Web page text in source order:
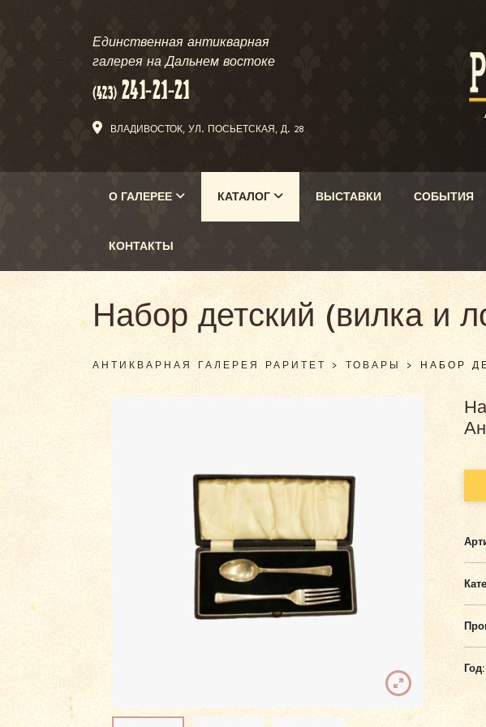
Единственная антикварная
галерея на Дальнем востоке
ВЛАДИВОСТОК, УЛ. ПОСЬЕТСКАЯ, Д. 28
О ГАЛЕРЕЕ КАТАЛОГ ВЫСТАВКИ СОБЫТИЯ
КОНТАКТЫ
Набор детский (вилка и
АНТИКВАРНАЯ ГАЛЕРЕЯ РАРИТЕТ >ТОВАРЫ> НАБОР
Год: